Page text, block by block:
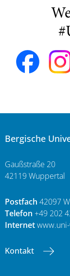
Bergische
Gaußstraße 20
42119 Wuppertal
Postfach 42097
Telefon +49 202
Internet
Kontakt